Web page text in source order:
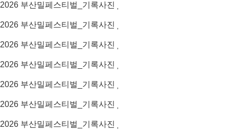
2026 부산밀페스티벌_기록사진
2026 부산밀페스티벌_기록사진
2026 부산밀페스티벌_기록사진
2026 부산밀페스티벌_기록사진
2026 부산밀페스티벌_기록사진
2026 부산밀페스티벌_기록사진
2026 부산밀페스티벌_기록사진